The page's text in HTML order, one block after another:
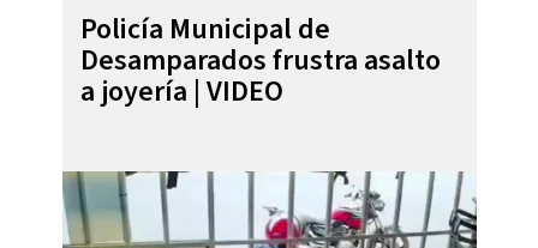
Policía Municipal de
Desamparados frustra asalto
a joyería | VIDEO